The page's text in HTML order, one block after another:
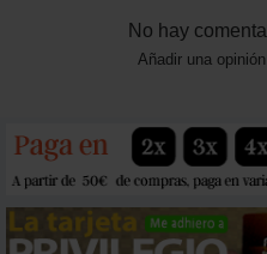
No hay
Añadir una